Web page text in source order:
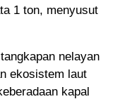
1 ton, menyusut
nelayan
ekosistem laut
kapal